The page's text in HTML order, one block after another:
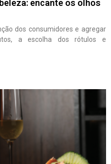
encante os olhos
dos consumidores e agregar
a escolha dos rótulos e